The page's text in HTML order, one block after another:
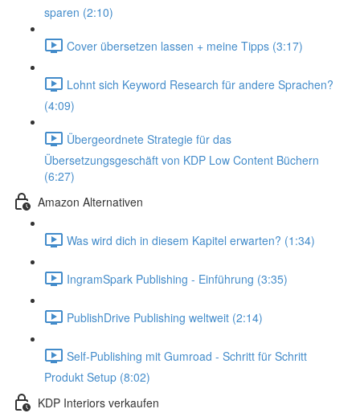
sparen (2:10)
Cover übersetzen lassen + meine Tipps (3:17)
Lohnt sich Keyword Research für andere Sprachen?
(4:09)
Übergeordnete Strategie für das
Übersetzungsgeschäft von KDP Low Content Büchern
(6:27)
Amazon Alternativen
Was wird dich in diesem Kapitel erwarten? (1:34)
IngramSpark Publishing - Einführung (3:35)
PublishDrive Publishing weltweit (2:14)
Self-Publishing mit Gumroad - Schritt für Schritt
Produkt Setup (8:02)
KDP Interiors verkaufen